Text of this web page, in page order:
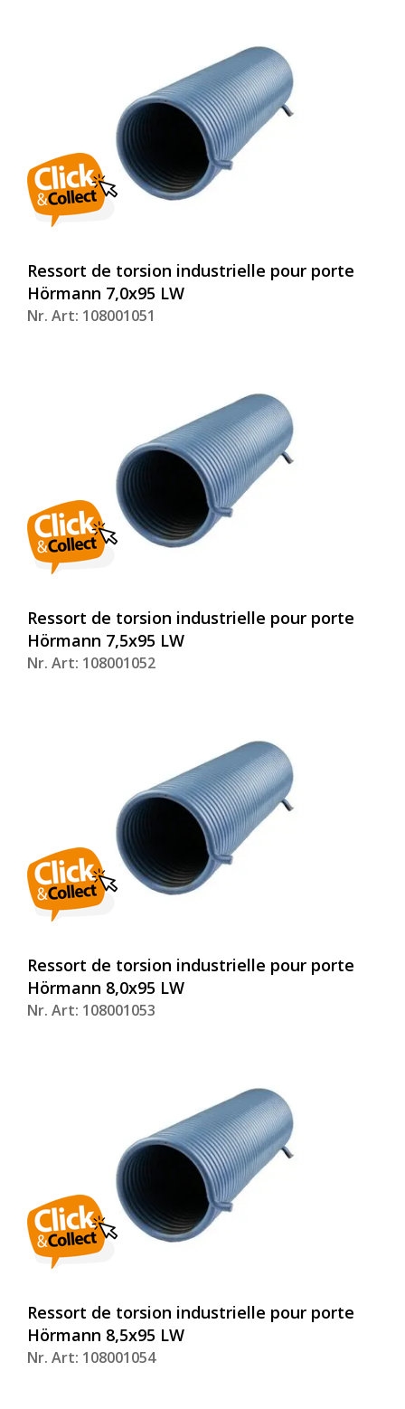
Ressort de torsion industrielle pour porte
Hörmann 7,0x95 LW
Nr. Art: 108001051
Ressort de torsion industrielle pour porte
Hörmann 7,5x95 LW
Nr. Art: 108001052
Ressort de torsion industrielle pour porte
Hörmann 8,0x95 LW
Nr. Art: 108001053
Ressort de torsion industrielle pour porte
Hörmann 8,5x95 LW
Nr. Art: 108001054